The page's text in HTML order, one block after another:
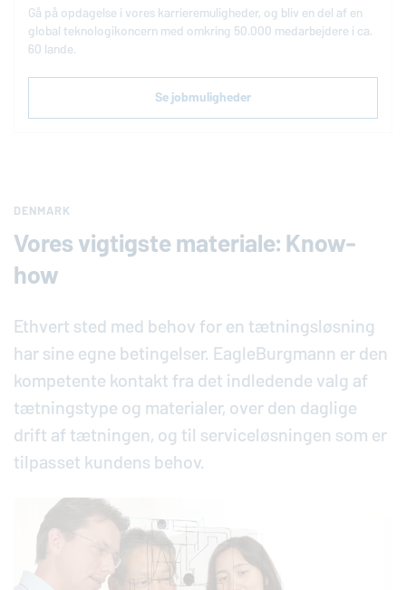
Gå på opdagelse i vores karrieremuligheder, og bliv en del af en
global teknologikoncern med omkring 50.000 medarbejdere i ca.
60 lande.
Se jobmuligheder
DENMARK
Vores vigtigste materiale: Know-
how
Ethvert sted med behov for en tætningsløsning
har sine egne betingelser. EagleBurgmann er den
kompetente kontakt fra det indledende valg af
tætningstype og materialer, over den daglige
drift af tætningen, og til serviceløsningen som er
tilpasset kundens behov.